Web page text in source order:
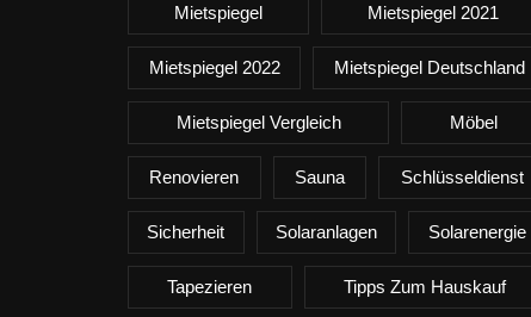
Mietspiegel Mietspiegel 2021
Mietspiegel 2022 Mietspiegel Deutschland
Mietspiegel Vergleich Möbel
Renovieren Sauna Schlüsseldienst
Sicherheit Solaranlagen Solarenergie
Tapezieren Tipps Zum Hauskauf